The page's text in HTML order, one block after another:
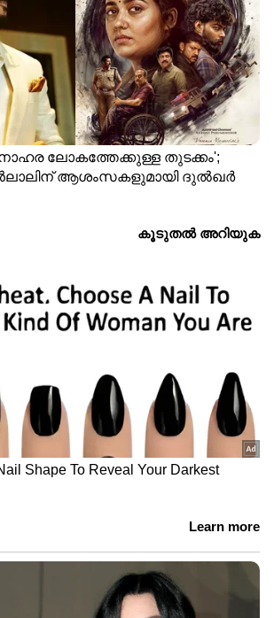
സിനിമയല്ല.ഇപ്പോൾ ഈ
ഓരോ കാര്യത്തിലും
എന്നും പിന്നിൽ ആരോ ഉണ്ട്
മുൻപ് സ്റ്റേഷനിൽ സി സി ടി
എന്ന് വിവരാവകാശം വഴി
എന്ന് ഉറപ്പ് വരുത്തുകയും
എടുത്തു പോലും!
ടി വി ഉള്ളതും ഇന്ന് ഡിജിറ്റൽ
ആൾ ഓർമ്മിച്ചില്ല.
ഉണ്ടാകുന്നതാണ്.
ആഭ്യന്തര മന്ത്രി, ഡി ജി
അസിസ്റ്റന്റ് കമ്മീഷണർ, മറ്റ്
ഇവരുടെയൊക്കെ
ഈ കുട്ടി കാരണം പാഴാക്കി